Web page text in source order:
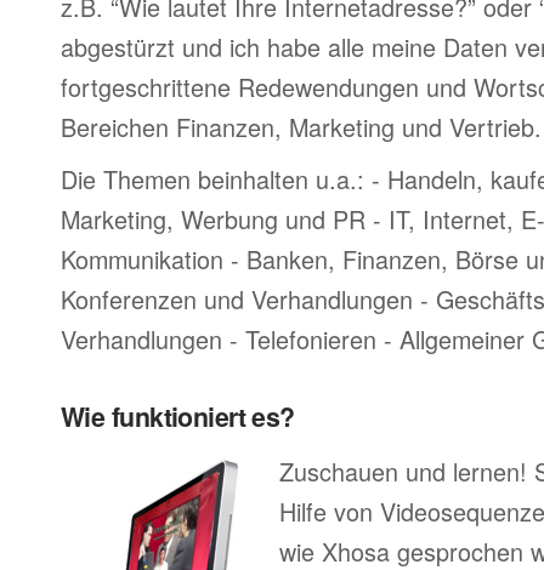
abgestürzt und ich habe alle meine Daten
fortgeschrittene Redewendungen und
Bereichen Finanzen, Marketing und Vertrieb.
Die Themen beinhalten u.a.: - Handeln,
Marketing, Werbung und PR - IT, Internet,
Kommunikation - Banken, Finanzen, Börse
Konferenzen und Verhandlungen -
Verhandlungen - Telefonieren - Allgemeiner
Wie funktioniert es?
Zuschauen und lernen!
Hilfe von
wie Xhosa gesprochen